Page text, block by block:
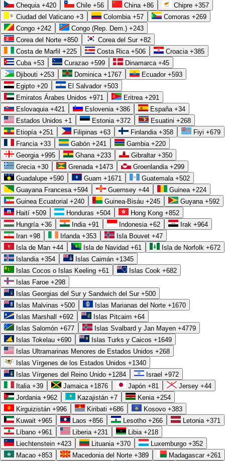
Chequia +420 Chile +56 China +86 Chipre +357
Ciudad del Vaticano +3 Colombia +57 Comoras +269
Congo +242 Congo (Rep. Dem.) +243
Corea del Norte +850 Corea del Sur +82
Costa de Marfil +225 Costa Rica +506 Croacia +385
Cuba +53 Curazao +599 Dinamarca +45
Djibouti +253 Dominica +1767 Ecuador +593
Egipto +20 El Salvador +503
Emiratos Árabes Unidos +971 Eritrea +291
Eslovaquia +421 Eslovenia +386 España +34
Estados Unidos +1 Estonia +372 Esuatini +268
Etiopía +251 Filipinas +63 Finlandia +358 Fiyi +679
Francia +33 Gabón +241 Gambia +220
Georgia +995 Ghana +233 Gibraltar +350
Grecia +30 Grenada +1473 Groenlandia +299
Guadalupe +590 Guam +1671 Guatemala +502
Guayana Francesa +594 Guernsey +44 Guinea +224
Guinea Ecuatorial +240 Guinea-Bisáu +245 Guyana +592
Haití +509 Honduras +504 Hong Kong +852
Hungría +36 India +91 Indonesia +62 Irak +964
Iran +98 Irlanda +353 Isla Bouvet +47
Isla de Man +44 Isla de Navidad +61 Isla de Norfolk +672
Islandia +354 Islas Caimán +1345
Islas Cocos o Islas Keeling +61 Islas Cook +682
Islas Faroe +298
Islas Georgias del Sur y Sandwich del Sur +500
Islas Malvinas +500 Islas Marianas del Norte +1670
Islas Marshall +692 Islas Pitcairn +64
Islas Salomón +677 Islas Svalbard y Jan Mayen +4779
Islas Tokelau +690 Islas Turks y Caicos +1649
Islas Ultramarinas Menores de Estados Unidos +268
Islas Vírgenes de los Estados Unidos +1340
Islas Vírgenes del Reino Unido +1284 Israel +972
Italia +39 Jamaica +1876 Japón +81 Jersey +44
Jordania +962 Kazajistán +7 Kenia +254
Kirguizistán +996 Kiribati +686 Kosovo +383
Kuwait +965 Laos +856 Lesotho +266 Letonia +371
Líbano +961 Liberia +231 Libia +218
Liechtenstein +423 Lituania +370 Luxemburgo +352
Macao +853 Macedonia del Norte +389 Madagascar +261